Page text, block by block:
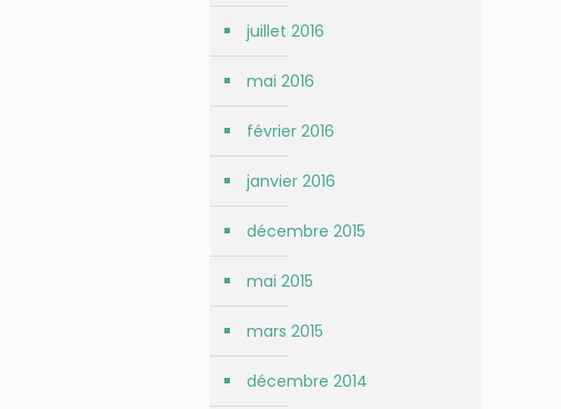
juillet 2016
mai 2016
février 2016
janvier 2016
décembre 2015
mai 2015
mars 2015
décembre 2014